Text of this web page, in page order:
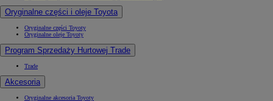
Oryginalne części i oleje Toyota
Oryginalne części Toyoty
Oryginalne oleje Toyoty
Program Sprzedaży Hurtowej Trade
Trade
Akcesoria
Oryginalne akcesoria Toyoty